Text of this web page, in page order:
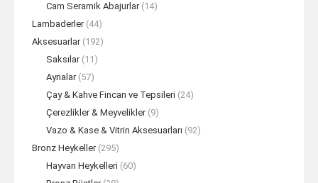
Cam Seramik Abajurlar (14)
Lambaderler (44)
Aksesuarlar (192)
Saksılar (11)
Aynalar (57)
Çay & Kahve Fincan ve Tepsileri (24)
Çerezlikler & Meyvelikler (9)
Vazo & Kase & Vitrin Aksesuarları (92)
Bronz Heykeller (295)
Hayvan Heykelleri (60)